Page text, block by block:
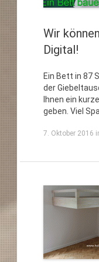
Wir
Digital!
Ein Bett in 87
der
Ihnen ein
geben. Viel
7. Oktober 2016